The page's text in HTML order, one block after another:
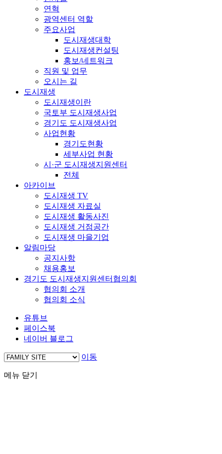
연혁
광역센터 역할
주요사업
도시재생대학
도시재생컨설팅
홍보/네트워크
직원 및 업무
오시는 길
도시재생
도시재생이란
국토부 도시재생사업
경기도 도시재생사업
사업현황
경기도현황
세부사업 현황
시·군 도시재생지원센터
전체
아카이브
도시재생 TV
도시재생 자료실
도시재생 활동사진
도시재생 거점공간
도시재생 마을기업
알림마당
공지사항
채용홍보
경기도 도시재생지원센터협의회
협의회 소개
협의회 소식
유튜브
페이스북
네이버 블로그
이동
메뉴 닫기